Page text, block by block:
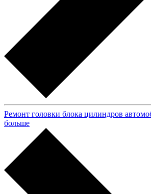
Ремонт головки блока цилиндров
больше